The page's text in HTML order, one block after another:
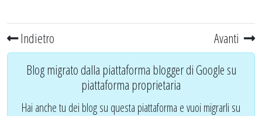
Indietro Avanti
Blog migrato dalla piattaforma blogger di Google su
piattaforma proprietaria
Hai anche tu dei blog su questa piattaforma e vuoi migrarli su